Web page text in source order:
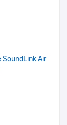
SoundLink Air